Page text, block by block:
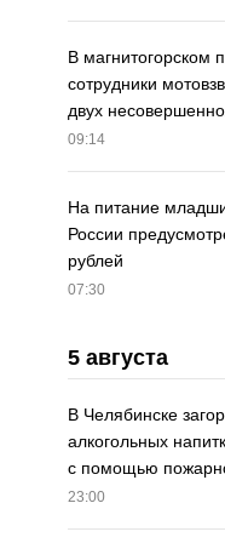
В магнитогорском
сотрудники
двух
09:14
На питание
России
рублей
07:30
5 августа
В Челябинске
алкогольных
с помощью
23:00